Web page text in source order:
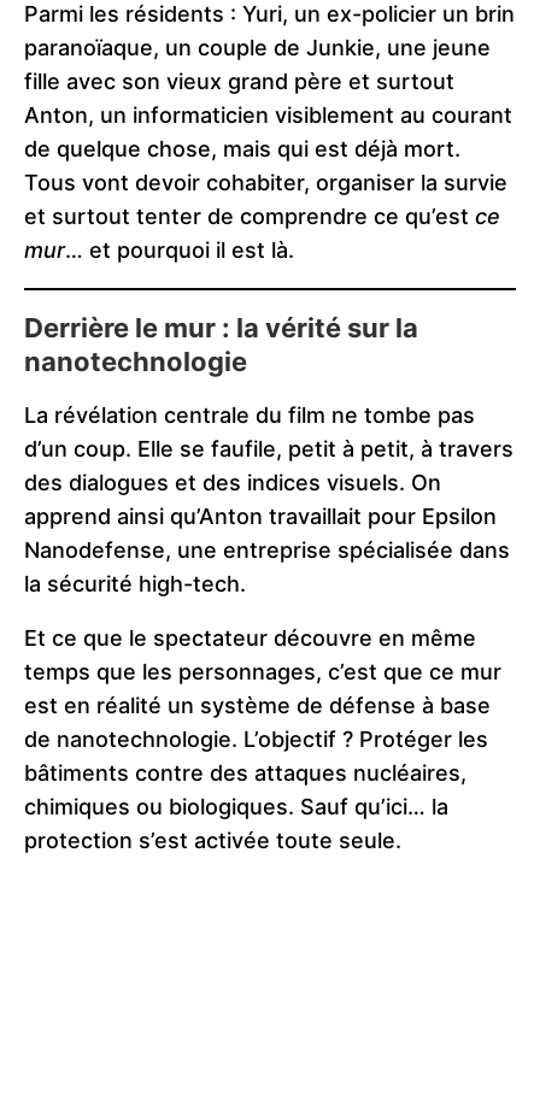
Parmi les résidents : Yuri, un ex-policier un brin
paranoïaque, un couple de Junkie, une jeune
fille avec son vieux grand père et surtout
Anton, un informaticien visiblement au courant
de quelque chose, mais qui est déjà mort.
Tous vont devoir cohabiter, organiser la survie
et surtout tenter de comprendre ce qu’est ce
mur… et pourquoi il est là.
Derrière le mur : la vérité sur la
nanotechnologie
La révélation centrale du film ne tombe pas
d’un coup. Elle se faufile, petit à petit, à travers
des dialogues et des indices visuels. On
apprend ainsi qu’Anton travaillait pour Epsilon
Nanodefense, une entreprise spécialisée dans
la sécurité high-tech.
Et ce que le spectateur découvre en même
temps que les personnages, c’est que ce mur
est en réalité un système de défense à base
de nanotechnologie. L’objectif ? Protéger les
bâtiments contre des attaques nucléaires,
chimiques ou biologiques. Sauf qu’ici… la
protection s’est activée toute seule.